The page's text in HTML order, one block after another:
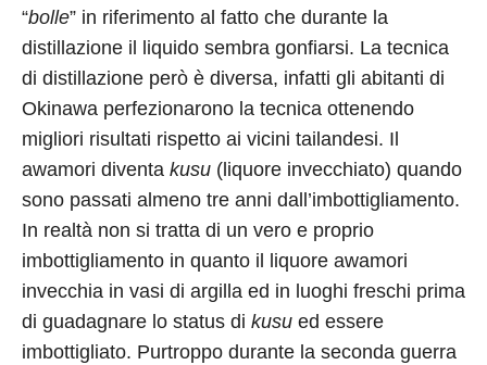
“bolle” in riferimento al fatto che durante la
distillazione il liquido sembra gonfiarsi. La tecnica
di distillazione però è diversa, infatti gli abitanti di
Okinawa perfezionarono la tecnica ottenendo
migliori risultati rispetto ai vicini tailandesi. Il
awamori diventa kusu (liquore invecchiato) quando
sono passati almeno tre anni dall’imbottigliamento.
In realtà non si tratta di un vero e proprio
imbottigliamento in quanto il liquore awamori
invecchia in vasi di argilla ed in luoghi freschi prima
di guadagnare lo status di kusu ed essere
imbottigliato. Purtroppo durante la seconda guerra